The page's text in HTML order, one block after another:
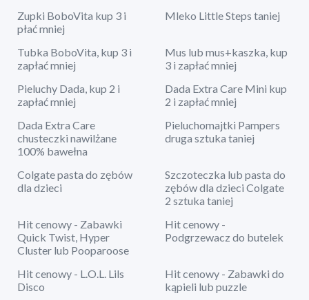
Zupki BoboVita kup 3 i
płać mniej
Mleko Little Steps taniej
Tubka BoboVita, kup 3 i
zapłać mniej
Mus lub mus+kaszka, kup
3 i zapłać mniej
Pieluchy Dada, kup 2 i
zapłać mniej
Dada Extra Care Mini kup
2 i zapłać mniej
Dada Extra Care
chusteczki nawilżane
100% bawełna
Pieluchomajtki Pampers
druga sztuka taniej
Colgate pasta do zębów
dla dzieci
Szczoteczka lub pasta do
zębów dla dzieci Colgate
2 sztuka taniej
Hit cenowy - Zabawki
Quick Twist, Hyper
Cluster lub Pooparoose
Hit cenowy -
Podgrzewacz do butelek
Hit cenowy - L.O.L. Lils
Disco
Hit cenowy - Zabawki do
kąpieli lub puzzle